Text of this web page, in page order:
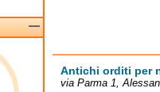
Antichi orditi per
via Parma 1,